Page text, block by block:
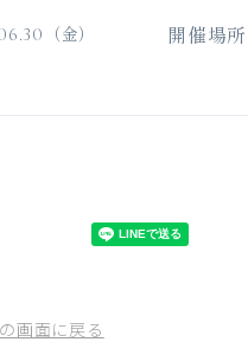
金 開催場所
画面に戻る